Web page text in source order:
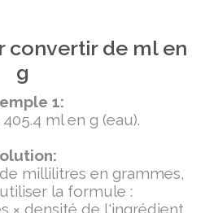
convertir de ml en
g
1:
ml en g (eau).
millilitres en grammes,
la formule :
× densité de l'ingrédient